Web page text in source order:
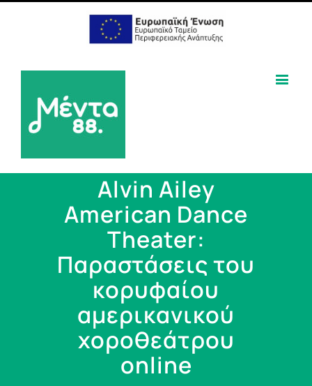
Alvin Ailey
American Dance
Theater:
Παραστάσεις του
κορυφαίου
αμερικανικού
χοροθεάτρου
online